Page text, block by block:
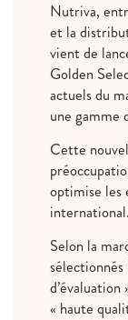
Nutriva,
et la
vient de
Golden
actuels du
une gamme
Cette
optimise les
international.
Selon la
« haute